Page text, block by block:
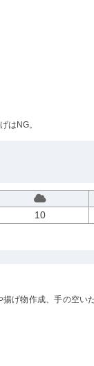
はNG。
10
げ物作成、手の空い